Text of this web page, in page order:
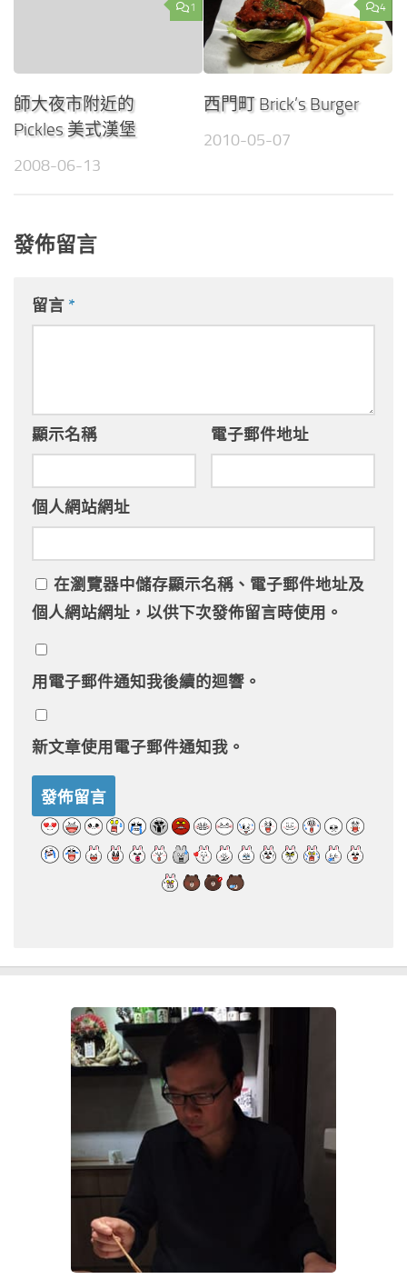
1
師大夜市附近的
Pickles 美式漢堡
2008-06-13
4
西門町 Brick’s Burger
2010-05-07
發佈留言
留言 *
顯示名稱 電子郵件地址
個人網站網址
在瀏覽器中儲存顯示名稱、電子郵件地址及
個人網站網址，以供下次發佈留言時使用。
用電子郵件通知我後續的迴響。
新文章使用電子郵件通知我。